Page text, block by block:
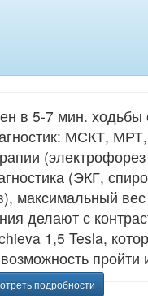
в 5-7 мин. ходьбы
МСКТ,
(ЭКГ,
максимальный
делают с
1,5 Tesla,
подробности